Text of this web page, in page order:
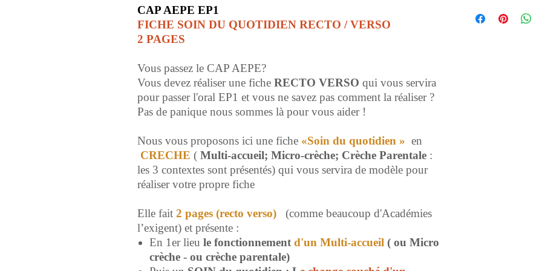
CAP AEPE EP1
FICHE SOIN DU QUOTIDIEN RECTO / VERSO
2 PAGES
Vous passez le CAP AEPE?
Vous devez réaliser une fiche RECTO VERSO qui vous servira
pour passer l'oral EP1 et vous ne savez pas comment la réaliser ?
Pas de panique nous sommes là pour vous aider !
Nous vous proposons ici une fiche «Soin du quotidien » en
CRECHE ( Multi-accueil; Micro-crèche; Crèche Parentale :
les 3 contextes sont présentés) qui vous servira de modèle pour
réaliser votre propre fiche
Elle fait 2 pages (recto verso)
(comme beaucoup d'Académies
l’exigent) et présente :
En 1er lieu le fonctionnement d'un Multi-accueil ( ou Micro
crèche - ou crèche parentale)
De la structure (